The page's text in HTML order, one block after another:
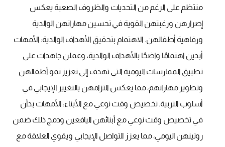
منتظم على الرغم من التحديات والظروف الصعبة يعكس
إصرارهن ورغبتهن القوية في تحسين مهاراتهن الوالدية
ورفاهية أطفالهن. الاهتمام بتحقيق الأهداف الوالدية: الأمهات
أبدين اهتمامًا واضحًا بالأهداف الوالدية، وعملن جاهدات على
تطبيق الممارسات اليومية التي تهدف إلى تعزيز نمو أطفالهن
وتطوير مهاراتهم، مما يعكس التزامهن بالتغيير الإيجابي في
أسلوب التربية. تخصيص وقت نوعي مع الأبناء: الأمهات بدأن
في تخصيص وقت نوعي مع أبنائهن اليافعين ودمج ذلك ضمن
روتينهن اليومي، مما يعزز التواصل الإيجابي ويقوي العلاقة مع